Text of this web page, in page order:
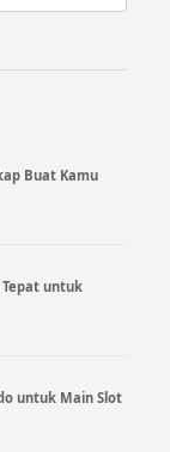
Buat Kamu
Tepat untuk
untuk Main Slot